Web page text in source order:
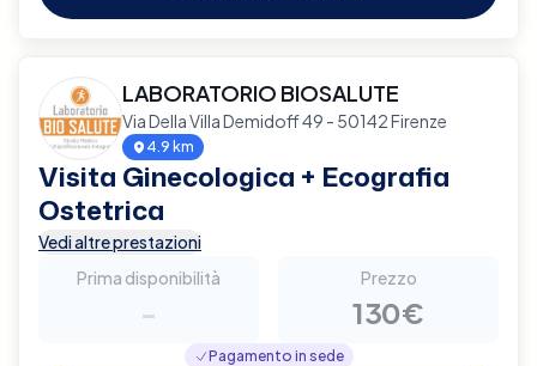
LABORATORIO BIOSALUTE
Via Della Villa Demidoff 49 - 50142 Firenze
4.9 km
Visita Ginecologica + Ecografia
Ostetrica
Vedi altre prestazioni
Prima disponibilità
-
Prezzo
130€
Pagamento in sede